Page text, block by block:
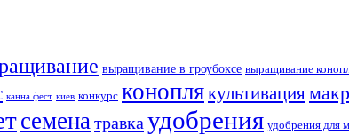
выращивание в гроубоксе выращивание
канна фест киев конкурс коноплякультивация
семена травка удобрения удобрения для